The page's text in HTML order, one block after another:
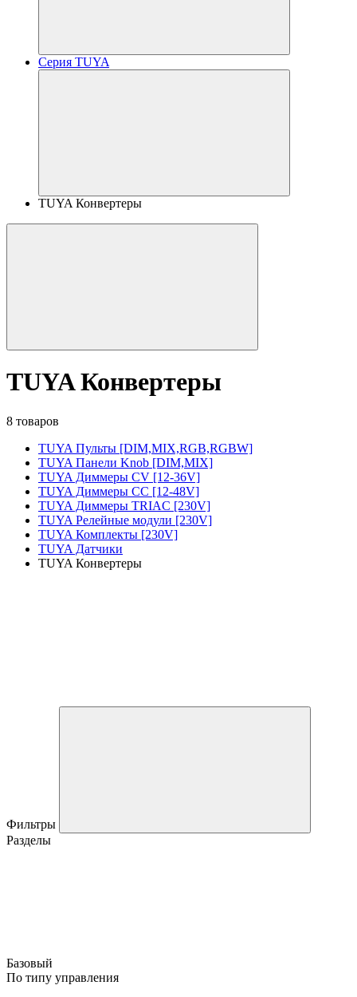
Серия TUYA
TUYA Конвертеры
TUYA Конвертеры
8 товаров
TUYA Пульты [DIM,MIX,RGB,RGBW]
TUYA Панели Knob [DIM,MIX]
TUYA Диммеры CV [12-36V]
TUYA Диммеры CC [12-48V]
TUYA Диммеры TRIAC [230V]
TUYA Релейные модули [230V]
TUYA Комплекты [230V]
TUYA Датчики
TUYA Конвертеры
Фильтры
Разделы
Базовый
По типу управления